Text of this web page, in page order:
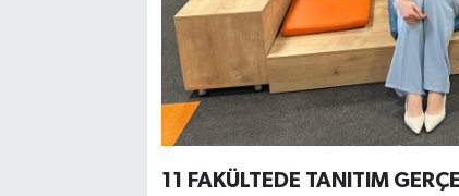
11 FAKÜLTEDE TANITIM